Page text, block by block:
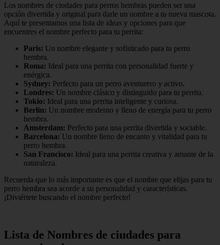
Los nombres de ciudades para perros hembras pueden ser una
opción divertida y original para darle un nombre a tu nueva mascota.
Aquí te presentamos una lista de ideas y opciones para que
encuentres el nombre perfecto para tu perrita:
Paris: Un nombre elegante y sofisticado para tu perro
hembra.
Roma: Ideal para una perrita con personalidad fuerte y
enérgica.
Sydney: Perfecto para un perro aventurero y activo.
Londres: Un nombre clásico y distinguido para tu perrita.
Tokio: Ideal para una perrita inteligente y curiosa.
Berlín: Un nombre moderno y lleno de energía para tu perro
hembra.
Amsterdam: Perfecto para una perrita divertida y sociable.
Barcelona: Un nombre lleno de encanto y vitalidad para tu
perro hembra.
San Francisco: Ideal para una perrita creativa y amante de la
naturaleza.
Recuerda que lo más importante es que el nombre que elijas para tu
perro hembra sea acorde a su personalidad y características.
¡Diviértete buscando el nombre perfecto!
Lista de Nombres de ciudades para